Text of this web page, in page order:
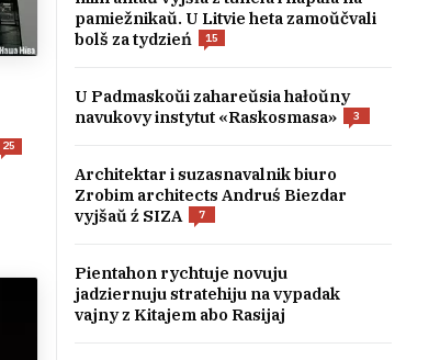
25
pamiežnikaŭ. U Litvie heta zamoŭčvali
bolš za tydzień
15
U Padmaskoŭi zahareŭsia hałoŭny
navukovy instytut «Raskosmasa»
3
Architektar i suzasnavalnik biuro
Zrobim architects Andruś Biezdar
vyjšaŭ ź SIZA
7
Pientahon rychtuje novuju
jadziernuju stratehiju na vypadak
vajny z Kitajem abo Rasijaj